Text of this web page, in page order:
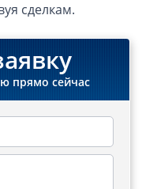
в Европе
сделкам.
прямо сейчас